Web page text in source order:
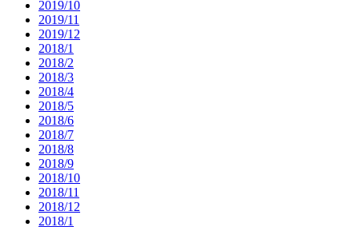
2019/10
2019/11
2019/12
2018/1
2018/2
2018/3
2018/4
2018/5
2018/6
2018/7
2018/8
2018/9
2018/10
2018/11
2018/12
2018/1